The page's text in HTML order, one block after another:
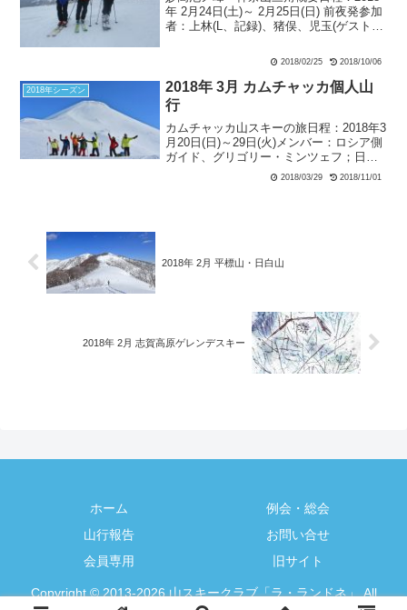
年 2月24日(土)～ 2月25日(日) 前夜発参加
者：上林(L、記録)、猪俣、児玉(ゲスト) 2
に素泊まり2000円の...
2018/02/25 2018/10/06
2018年シーズン
2018年 3月 カムチャッカ個人山
行
カムチャッカ山スキーの旅日程：2018年3
月20日(日)～29日(火)メンバー：ロシア側
ガイド、グリゴリー・ミンツェフ；日本
側ガイド、チャック・オールベリ；井上
（ランドネ、GPS記録）；直井（元ラン
2018/03/29 2018/11/01
2018年 2月 平標山・日白山
2018年 2月 志賀高原ゲレンデスキー
ホーム
例会・総会
山行報告
お問い合せ
会員専用
旧サイト
Copyright © 2013-2026 山スキークラブ「ラ・ランドネ」 All